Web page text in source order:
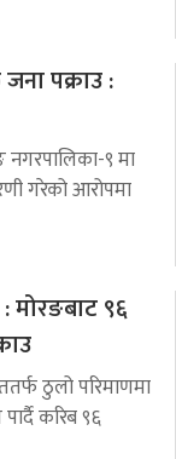
पक्राउ :
९ मा
गरेको आरोपमा
मोरङबाट ९६
ठुलो परिमाणमा
करिब ९६